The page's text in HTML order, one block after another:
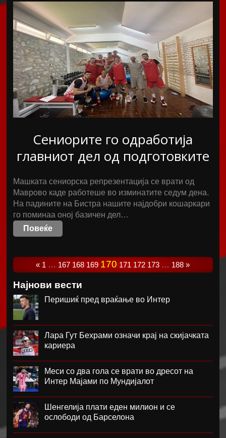
Сениорите го одработија
главниот дел од подготовките
Машката сениорска репрезентација се врати од
Маврово каде работеше во изминатите седум дена.
На падините на Бистра нашите најдобри кошаркари
го поминаа оној базичен дел…
Повеќе
« 1 … 167 168 169 170 171 172 173 … 188 »
Најнови вести
Перишиќ пред враќање во Интер
Лара Гут Бехрами означи крај на скијачката
кариера
Меси со два гола се врати во дресот на
Интер Мајами по Мундијалот
Шенгелија плати еден милион и се
ослободи од Барселона